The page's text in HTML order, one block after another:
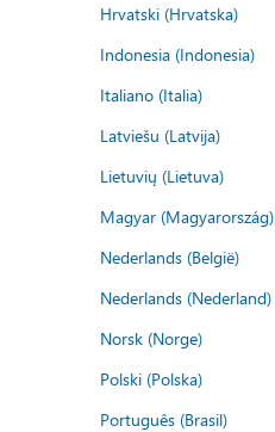
Hrvatski (Hrvatska)
Indonesia (Indonesia)
Italiano (Italia)
Latviešu (Latvija)
Lietuvių (Lietuva)
Magyar (Magyarország)
Nederlands (België)
Nederlands (Nederland)
Norsk (Norge)
Polski (Polska)
Português (Brasil)